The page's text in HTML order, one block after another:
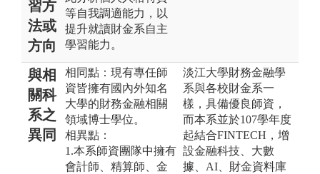
習方
法或
方向
等自我調適能力，以
提升就讀財金系自主
學習能力。
與相
關科
系之
異同
相同點：現有專任師
資皆擁有國內外知名
大學的財務金融相關
領域博士學位。
相異點：
1.本系師資團隊中擁有
會計師、精算師、金
淡江大學財務金融學
系與各校財金系一
樣，具備優良師資，
而本系並於107學年度
起結合FINTECH，增
設金融科技、大數
據、AI、財金資料庫